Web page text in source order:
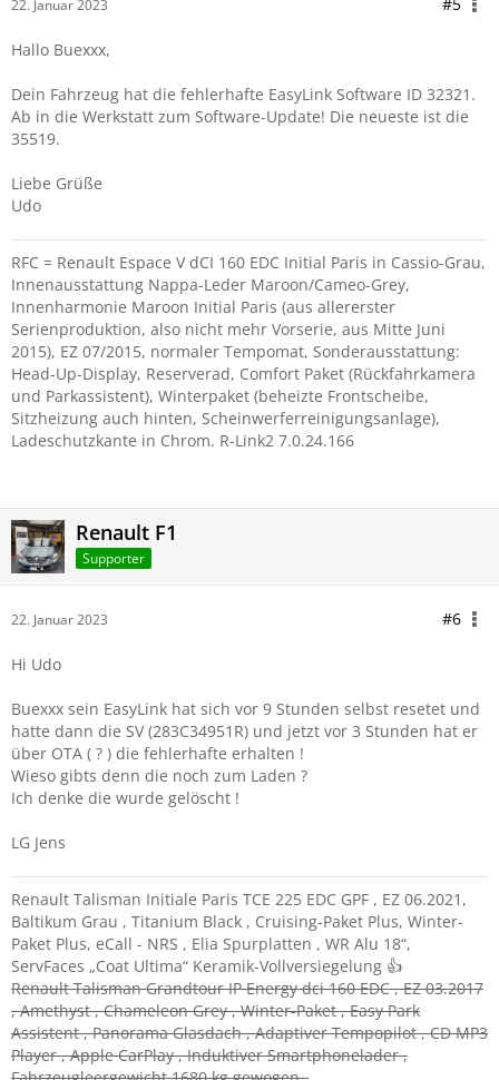
22. Januar 2023
Hallo Buexxx,
Dein Fahrzeug hat die fehlerhafte EasyLink Software ID 32321.
Ab in die Werkstatt zum Software-Update! Die neueste ist die
35519.
Liebe Grüße
Udo
RFC = Renault Espace V dCI 160 EDC Initial Paris in Cassio-Grau,
Innenausstattung Nappa-Leder Maroon/Cameo-Grey,
Innenharmonie Maroon Initial Paris (aus allererster
Serienproduktion, also nicht mehr Vorserie, aus Mitte Juni
2015), EZ 07/2015, normaler Tempomat, Sonderausstattung:
Head-Up-Display, Reserverad, Comfort Paket (Rückfahrkamera
und Parkassistent), Winterpaket (beheizte Frontscheibe,
Sitzheizung auch hinten, Scheinwerferreinigungsanlage),
Ladeschutzkante in Chrom. R-Link2 7.0.24.166
Renault F1
Supporter
22. Januar 2023 #6
Hi Udo
Buexxx sein EasyLink hat sich vor 9 Stunden selbst resetet und
hatte dann die SV (283C34951R) und jetzt vor 3 Stunden hat er
über OTA ( ? ) die fehlerhafte erhalten !
Wieso gibts denn die noch zum Laden ?
Ich denke die wurde gelöscht !
LG Jens
Renault Talisman Initiale Paris TCE 225 EDC GPF , EZ 06.2021,
Baltikum Grau , Titanium Black , Cruising-Paket Plus, Winter-
Paket Plus, eCall - NRS , Elia Spurplatten , WR Alu 18“,
ServFaces „Coat Ultima“ Keramik-Vollversiegelung 👍
Renault Talisman Grandtour IP Energy dci 160 EDC , EZ 03.2017
, Amethyst , Chameleon Grey , Winter-Paket , Easy Park
Assistent , Panorama Glasdach , Adaptiver Tempopilot , CD MP3
Player , Apple CarPlay , Induktiver Smartphonelader ,